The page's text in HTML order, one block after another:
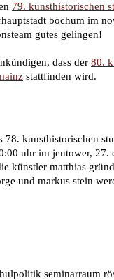
79. kunsthistorischen
bochum im
gutes gelingen!
dass der 80.
stattfinden wird.
kunsthistorischen
uhr im jentower, 27.
künstler matthias
und markus stein
seminarraum